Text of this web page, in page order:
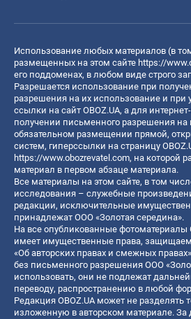
Использование любых материалов (в
размещенных на этом сайте https://
его поддоменах, в любом виде строго
Разрешается использование при
разрешения на их использование и при
ссылки на сайт OBOZ.UA, а для
получении письменного разрешения на
обязательном размещении прямой,
систем, гиперссылки на страницу
https://www.obozrevatel.com, на которой
материал в первом абзаце материала.
Все материалы на этом сайте, в том
исследования – служебные
редакции, исключительные
принадлежат ООО «Золотая середина».
На все опубликованные фотоматериалы
имеет имущественные права,
«Об авторских правах и смежных
без письменного разрешения ООО
использовать, они не подлежат
переводу, распространению в любой
Редакция OBOZ.UA может не разделять
изложенную в авторском материале. За